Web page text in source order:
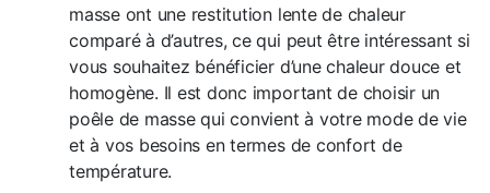
masse ont une restitution lente de chaleur
comparé à d’autres, ce qui peut être intéressant si
vous souhaitez bénéficier d’une chaleur douce et
homogène. Il est donc important de choisir un
poêle de masse qui convient à votre mode de vie
et à vos besoins en termes de confort de
température.